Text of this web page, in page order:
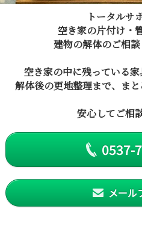
トータルサ
空き家の片付け・
建物の解体のご相談
空き家の中に残っている
解体後の更地整理まで、まと
安心してご相
0537-
メール